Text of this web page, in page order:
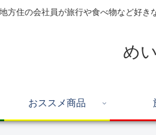
方住の会社員が旅行や食べ物など好き
め
おススメ商品